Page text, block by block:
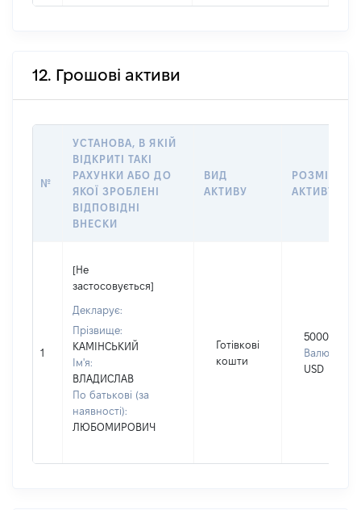
12. Грошові активи
№
УСТАНОВА, В ЯКІЙ
ВІДКРИТІ ТАКІ
РАХУНКИ АБО ДО
ЯКОЇ ЗРОБЛЕНІ
ВІДПОВІДНІ
ВНЕСКИ
ВИД
АКТИВУ
РОЗМІР
АКТИВУ
1
[Не
застосовується]
Декларує:
Прізвище:
КАМІНСЬКИЙ
Ім'я:
ВЛАДИСЛАВ
По батькові (за
наявності):
ЛЮБОМИРОВИЧ
Готівкові
кошти
5000
Валюта:
USD